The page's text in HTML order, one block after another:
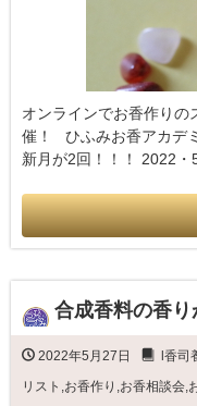
オンラインでお香作りの
催！ ひふみお香アカデ
新月が2回！！！ 2022
合成香料の香り
2022年5月27日 l香司
リスト お香作り お香相談会